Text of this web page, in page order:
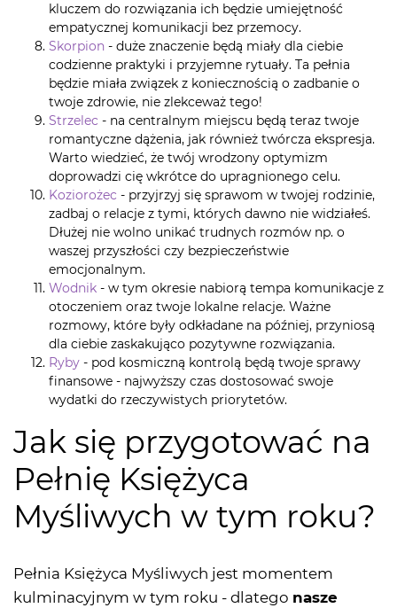
kluczem do rozwiązania ich będzie umiejętność
empatycznej komunikacji bez przemocy.
Skorpion - duże znaczenie będą miały dla ciebie
codzienne praktyki i przyjemne rytuały. Ta pełnia
będzie miała związek z koniecznością o zadbanie o
twoje zdrowie, nie zlekceważ tego!
Strzelec - na centralnym miejscu będą teraz twoje
romantyczne dążenia, jak również twórcza ekspresja.
Warto wiedzieć, że twój wrodzony optymizm
doprowadzi cię wkrótce do upragnionego celu.
Koziorożec - przyjrzyj się sprawom w twojej rodzinie,
zadbaj o relacje z tymi, których dawno nie widziałeś.
Dłużej nie wolno unikać trudnych rozmów np. o
waszej przyszłości czy bezpieczeństwie
emocjonalnym.
Wodnik - w tym okresie nabiorą tempa komunikacje z
otoczeniem oraz twoje lokalne relacje. Ważne
rozmowy, które były odkładane na później, przyniosą
dla ciebie zaskakująco pozytywne rozwiązania.
Ryby - pod kosmiczną kontrolą będą twoje sprawy
finansowe - najwyższy czas dostosować swoje
wydatki do rzeczywistych priorytetów.
Jak się przygotować na
Pełnię Księżyca
Myśliwych w tym roku?
Pełnia Księżyca Myśliwych jest momentem
kulminacyjnym w tym roku - dlatego nasze